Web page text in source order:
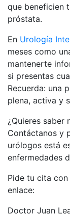
que beneficien
próstata.
En Urología
meses como
mantenerte
si presentas
Recuerda: una
plena, activa y
¿Quieres saber
Contáctanos y
urólogos está
enfermedades
Pide tu cita con
enlace:
Doctor Juan